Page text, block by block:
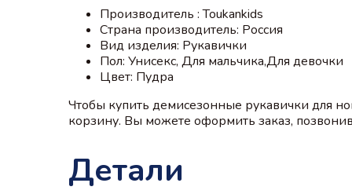
Производитель : Toukankids
Страна производитель: Россия
Вид изделия: Рукавички
Пол: Унисекс, Для мальчика,Для девочки
Цвет: Пудра
Чтобы купить демисезонные рукавички для
корзину. Вы можете оформить заказ,
Детали